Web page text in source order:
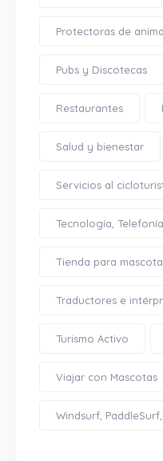
Protectoras de
Pubs y Discotecas
Restaurantes
Salud y bienestar
Servicios al
Tecnología,
Tienda para
Traductores e
Turismo Activo
Viajar con Mascotas
Windsurf, PaddleSurf,